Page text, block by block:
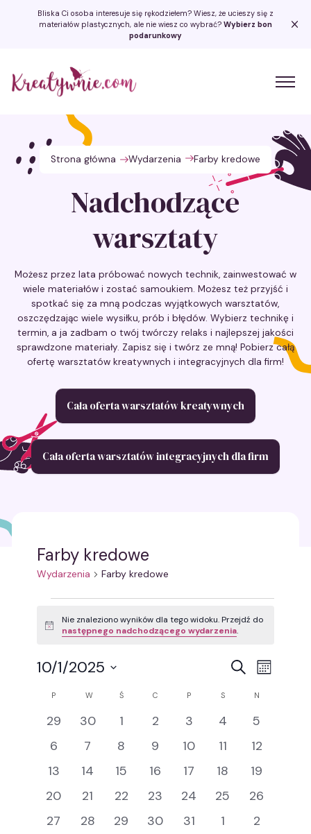
Bliska Ci osoba interesuje się rękodziełem? Wiesz, że ucieszy się z
materiałów plastycznych, ale nie wiesz co wybrać? Wybierz bon
podarunkowy
Kreatywnie.com
Strona główna Wydarzenia Farby kredowe
Nadchodzące
warsztaty
Możesz przez lata próbować nowych technik, zainwestować w
wiele materiałów i zostać samoukiem. Możesz też przyjść i
spotkać się za mną podczas wyjątkowych warsztatów,
oszczędzając wiele wysiłku, prób i błędów. Wybierz technikę i
termin, a ja zadbam o twój twórczy relaks i najlepszej jakości
sprawdzone materiały. Zapisz się i twórz ze mną! Pobierz całą
ofertę warsztatów kreatywnych i integracyjnych dla firm!
Cała oferta warsztatów kreatywnych
Cała oferta warsztatów integracyjnych dla firm
Farby kredowe
Wydarzenia Farby kredowe
Wydarzenia
Powiadomienie
Nie znaleziono wyników dla tego widoku. Przejdź do
następnego nadchodzącego wydarzenia.
po
i
SzukajMiesiąc
10/1/2025
datę.Kalendarz
Wydarzenia
P PONIEDZIAŁEK
WWTOREK
ŚŚRODA C CZWARTEK
P SSOBOTA N
0
wydarzenia
29
0
wydarzenia
30
0
wydarzenia
1
0
wydarzenia
2
0
wydarzenia
3
0
wydarzenia
4
0
5
0
wydarzenia
6
0
wydarzenia
7
0
wydarzenia
8
0
wydarzenia
9
0
wydarzenia
10
0
wydarzenia
11
0
12
0
wydarzenia
13
0
wydarzenia
14
0
wydarzenia
15
0
wydarzenia
16
0
wydarzenia
17
0
wydarzenia
18
0
19
0
wydarzenia
20
0
wydarzenia
21
0
wydarzenia
22
0
wydarzenia
23
0
wydarzenia
24
0
wydarzenia
25
0
26
0
27
0
28
0
29
0
30
0
31
01
0
2